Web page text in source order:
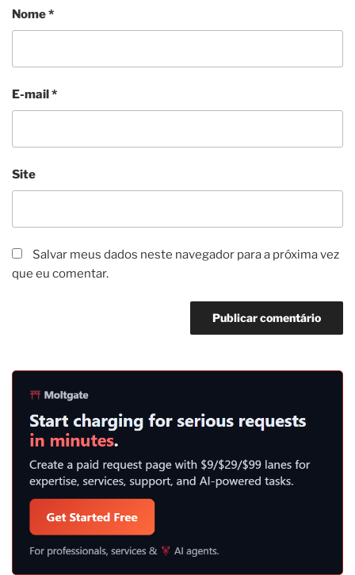
Nome*
E-mail *
Site
Salvar meus dados neste navegador para a próxima vez
que eu comentar.